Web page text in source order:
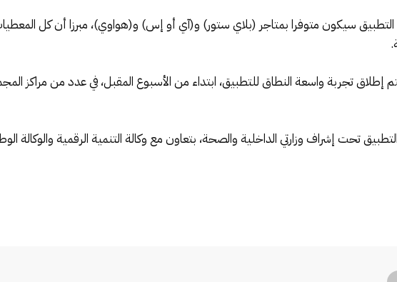
التطبيق سيكون متوفرا بمتاجر (بلاي ستور) و(آي أو إس) و(هواوي)، مبرزا أن كل
تجربة واسعة النطاق للتطبيق، ابتداء من الأسبوع المقبل، في عدد من مراكز
تحت إشراف وزارتي الداخلية والصحة، بتعاون مع وكالة التنمية الرقمية